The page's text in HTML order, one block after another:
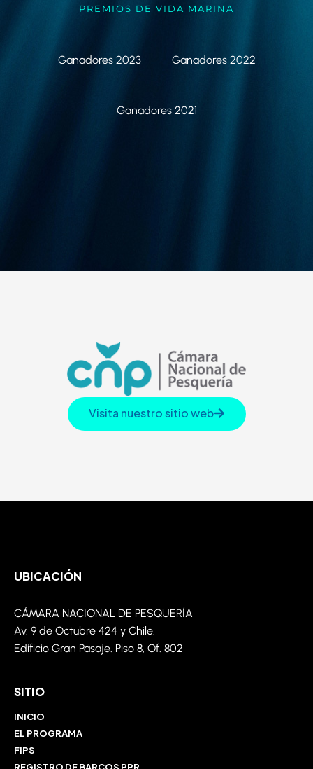
PREMIOS DE VIDA MARINA
Ganadores 2023 Ganadores 2022
Ganadores 2021
Visita nuestro sitio web
UBICACIÓN
CÁMARA NACIONAL DE PESQUERÍA
Av. 9 de Octubre 424 y Chile.
Edificio Gran Pasaje. Piso 8, Of. 802
SITIO
INICIO
EL PROGRAMA
FIPS
REGISTRO DE BARCOS PPR